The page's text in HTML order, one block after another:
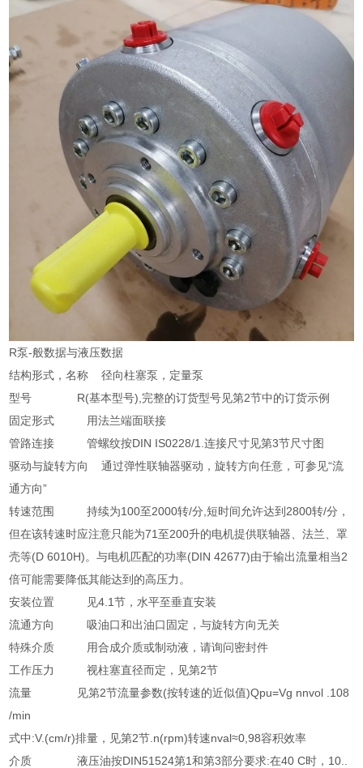
R泵-般数据与液压数据
结构形式，名称 径向柱塞泵，定量泵
型号 R(基本型号),完整的订货型号见第2节中的订货示例
固定形式 用法兰端面联接
管路连接 管螺纹按DIN IS0228/1.连接尺寸见第3节尺寸图
驱动与旋转方向 通过弹性联轴器驱动，旋转方向任意，可参见“流
通方向”
转速范围 持续为100至2000转/分,短时间允许达到2800转/分，
但在该转速时应注意只能为71至200升的电机提供联轴器、法兰、罩
壳等(D 6010H)。与电机匹配的功率(DIN 42677)由于输出流量相当2
倍可能需要降低其能达到的高压力。
安装位置 见4.1节，水平至垂直安装
流通方向 吸油口和出油口固定，与旋转方向无关
特殊介质 用合成介质或制动液，请询问密封件
工作压力 视柱塞直径而定，见第2节
流量 见第2节流量参数(按转速的近似值)Qpu=Vg nnvol .108
/min
式中:V.(cm/r)排量，见第2节.n(rpm)转速nval≈0,98容积效率
介质 液压油按DIN51524第1和第3部分要求:在40 C时，10..